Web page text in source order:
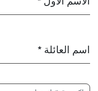
اسم العائلة *